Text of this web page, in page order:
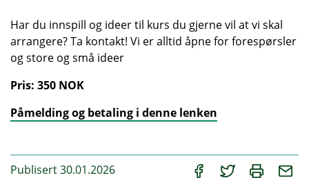
Har du innspill og ideer til kurs du gjerne vil at vi skal
arrangere? Ta kontakt! Vi er alltid åpne for forespørsler
og store og små ideer
Pris: 350 NOK
Påmelding og betaling i denne lenken
Publisert 30.01.2026